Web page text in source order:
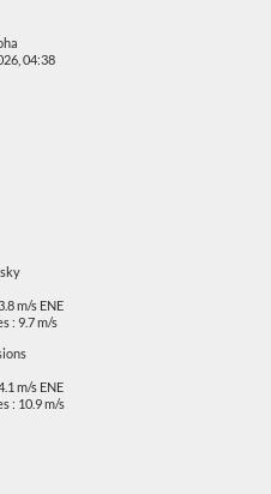
04:38
m/s ENE
: 9.7 m/s
m/s ENE
: 10.9 m/s